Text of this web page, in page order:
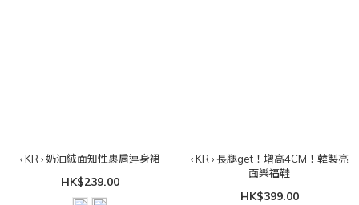
‹ KR › 奶油絨面知性裹肩連身裙
HK$239.00
‹ KR › 長腿get！增高4CM！韓製亮
面樂福鞋
HK$399.00